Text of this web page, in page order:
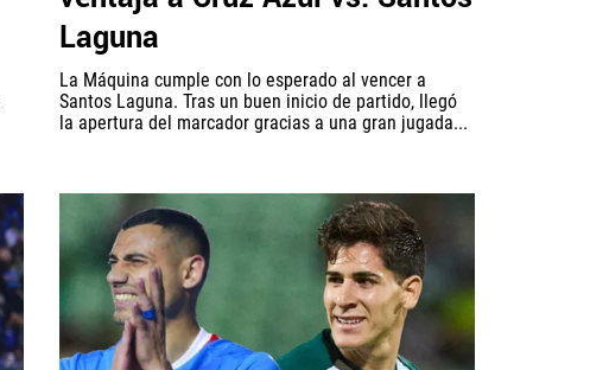
Laguna
La Máquina cumple con lo esperado al vencer a
Santos Laguna. Tras un buen inicio de partido, llegó
la apertura del marcador gracias a una gran jugada...